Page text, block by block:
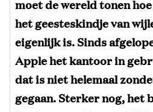
moet de wereld tonen
het geesteskindje van
eigenlijk is. Sinds
Apple het kantoor in
dat is niet helemaal
gegaan. Sterker nog, het